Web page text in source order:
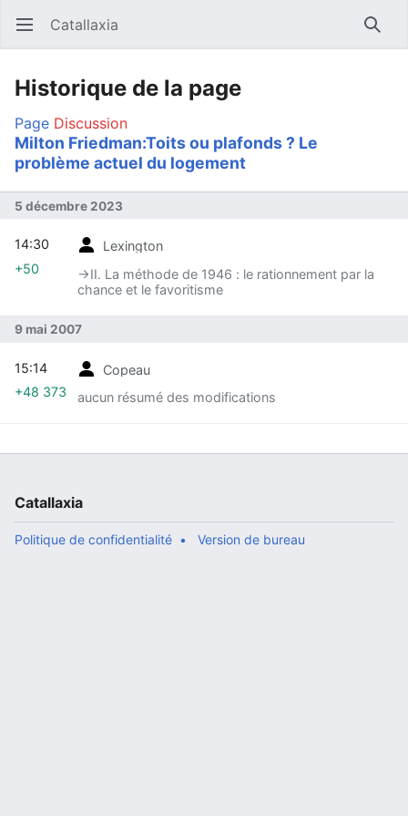
Ouvrir le menu principal Catallaxia
Historique de la page
Page Discussion
Milton Friedman:Toits ou plafonds ? Le
problème actuel du logement
5 décembre 2023
Lexington
→‎II. La méthode de 1946 : le rationnement par la
chance et le favoritisme
14:30
+50
9 mai 2007
Copeau
aucun résumé des modifications
15:14
+48 373
Catallaxia
Politique de confidentialité Version de bureau